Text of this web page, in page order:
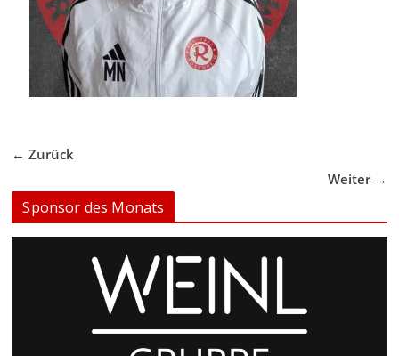
← Zurück
Weiter →
Sponsor des Monats